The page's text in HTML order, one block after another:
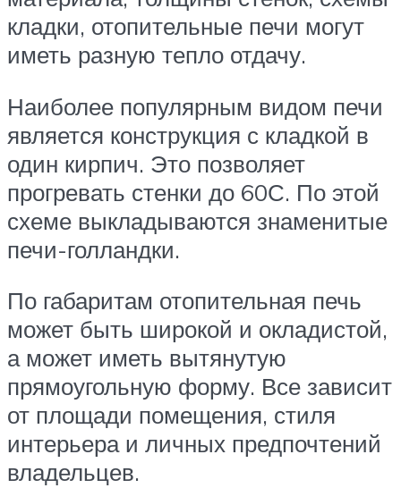
кладки, отопительные печи могут
иметь разную тепло отдачу.
Наиболее популярным видом печи
является конструкция с кладкой в
один кирпич. Это позволяет
прогревать стенки до 60С. По этой
схеме выкладываются знаменитые
печи-голландки.
По габаритам отопительная печь
может быть широкой и окладистой,
а может иметь вытянутую
прямоугольную форму. Все зависит
от площади помещения, стиля
интерьера и личных предпочтений
владельцев.